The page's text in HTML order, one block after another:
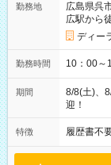
勤務地
広島県呉
広駅から
ディー
勤務時間 10：00～
期間
8/8(土)、
迎！
特徴 履歴書不